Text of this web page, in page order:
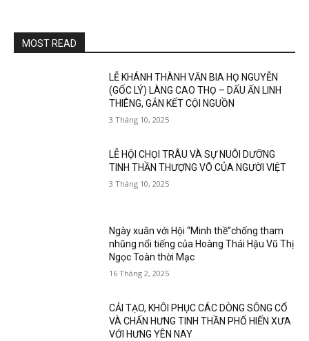
MOST READ
LỄ KHÁNH THÀNH VĂN BIA HỌ NGUYỄN
(GỐC LÝ) LÀNG CAO THỌ – DẤU ẤN LINH
THIÊNG, GẮN KẾT CỘI NGUỒN
3 Tháng 10, 2025
LỄ HỘI CHỌI TRÂU VÀ SỰ NUÔI DƯỠNG
TINH THẦN THƯỢNG VÕ CỦA NGƯỜI VIỆT
3 Tháng 10, 2025
Ngày xuân với Hội “Minh thề”chống tham
nhũng nổi tiếng của Hoàng Thái Hậu Vũ Thị
Ngọc Toàn thời Mạc
16 Tháng 2, 2025
CẢI TẠO, KHÔI PHỤC CÁC DÒNG SÔNG CỔ
VÀ CHẤN HƯNG TINH THẦN PHỐ HIẾN XƯA
VỚI HƯNG YÊN NAY